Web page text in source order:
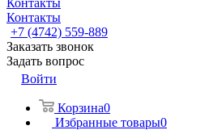
Контакты
Контакты
+7 (4742) 559-889
Заказать звонок
Задать вопрос
Войти
Корзина0
Избранные товары0